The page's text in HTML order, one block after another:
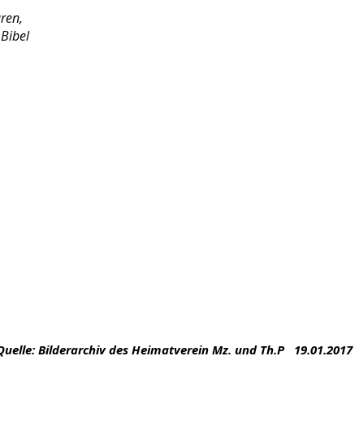
Bilderarchiv des Heimatverein Mz. und Th.P 19.01.2017